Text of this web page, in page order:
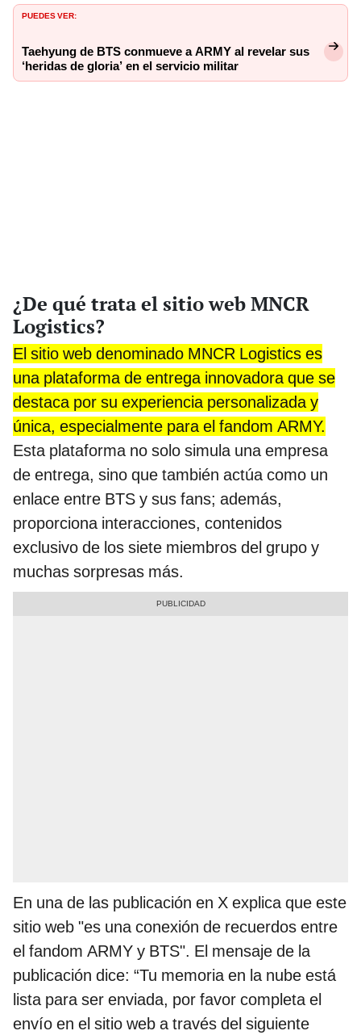
PUEDES VER:
Taehyung de BTS conmueve a ARMY al revelar sus
‘heridas de gloria’ en el servicio militar
¿De qué trata el sitio web MNCR
Logistics?
El sitio web denominado MNCR Logistics es
una plataforma de entrega innovadora que se
destaca por su experiencia personalizada y
única, especialmente para el fandom ARMY.
Esta plataforma no solo simula una empresa
de entrega, sino que también actúa como un
enlace entre BTS y sus fans; además,
proporciona interacciones, contenidos
exclusivo de los siete miembros del grupo y
muchas sorpresas más.
En una de las publicación en X explica que este
sitio web "es una conexión de recuerdos entre
el fandom ARMY y BTS". El mensaje de la
publicación dice: “Tu memoria en la nube está
lista para ser enviada, por favor completa el
envío en el sitio web a través del siguiente